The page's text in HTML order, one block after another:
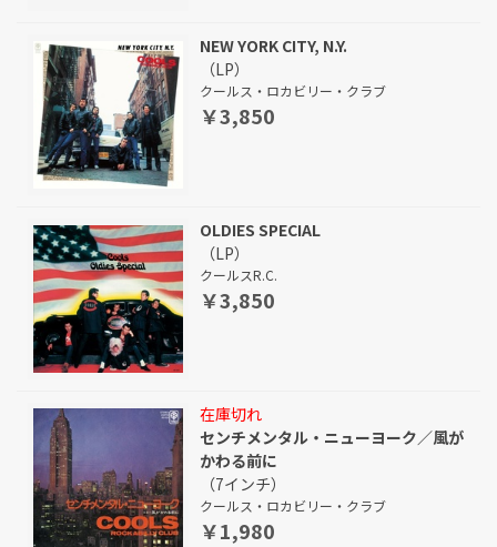
NEW YORK CITY, N.Y.
（LP）
クールス・ロカビリー・クラブ
￥3,850
OLDIES SPECIAL
（LP）
クールスR.C.
￥3,850
在庫切れ
センチメンタル・ニューヨーク／風が
かわる前に
（7インチ）
クールス・ロカビリー・クラブ
￥1,980